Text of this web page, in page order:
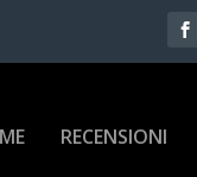
RECENSIONI